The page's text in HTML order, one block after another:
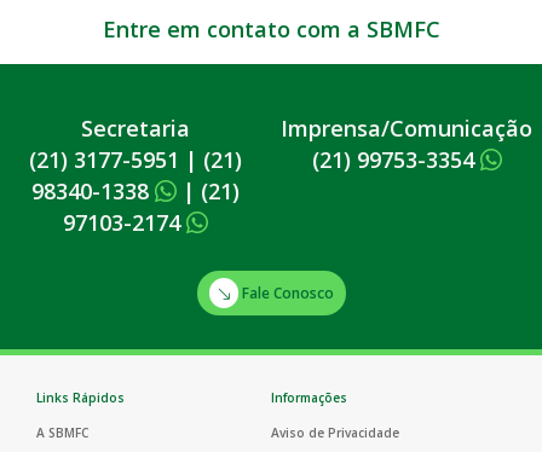
Entre em contato com a SBMFC
Secretaria
(21) 3177-5951 | (21)
98340-1338
| (21)
97103-2174
Imprensa/Comunicação
(21) 99753-3354
Fale Conosco
Links Rápidos
A SBMFC
Informações
Aviso de Privacidade